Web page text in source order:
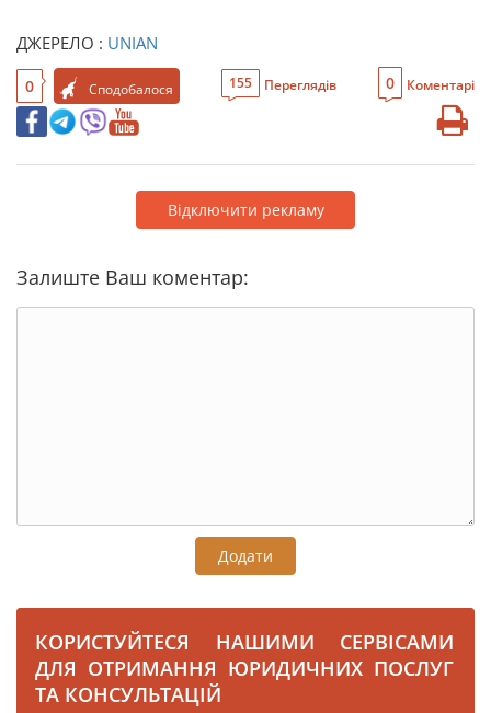
ДЖЕРЕЛО : UNIAN
0 Сподобалося 155 Переглядів 0 Коментарі
Відключити рекламу
Залиште Ваш коментар:
Додати
КОРИСТУЙТЕСЯ НАШИМИ СЕРВІСАМИ
ДЛЯ ОТРИМАННЯ ЮРИДИЧНИХ ПОСЛУГ
ТА КОНСУЛЬТАЦІЙ